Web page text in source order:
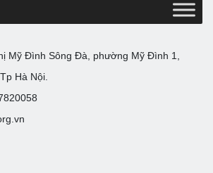
Mỹ Đình Sông Đà, phường Mỹ Đình 1,
Hà Nội.